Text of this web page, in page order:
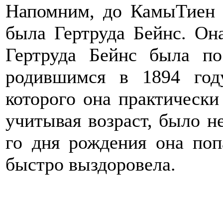
Напомним, до КамыТиен
была Гертруда Бейнс.
Гертруда Бейнс была
родившимся в 1894
которого она
учитывая возраст, было
го дня рождения она
быстро выздоровела.